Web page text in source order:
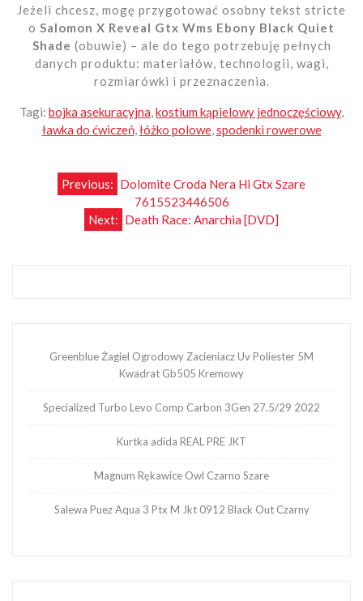
Jeżeli chcesz, mogę przygotować osobny tekst stricte
o Salomon X Reveal Gtx Wms Ebony Black Quiet
Shade (obuwie) – ale do tego potrzebuję pełnych
danych produktu: materiałów, technologii, wagi,
rozmiarówki i przeznaczenia.
Tagi: bojka asekuracyjna,kostium kąpielowy jednoczęściowy,
ławka do ćwiczeń,łóżko polowe,spodenki rowerowe
Nawigacja
Previous: Dolomite Croda Nera Hi Gtx Szare
7615523446506
Next: Death Race: Anarchia [DVD]
Greenblue Żagiel Ogrodowy Zacieniacz Uv Poliester 5M
Kwadrat Gb505 Kremowy
Specialized Turbo Levo Comp Carbon 3Gen 27.5/29 2022
Kurtka adida REAL PRE JKT
Magnum Rękawice Owl Czarno Szare
Salewa Puez Aqua 3 Ptx M Jkt 0912 Black Out Czarny